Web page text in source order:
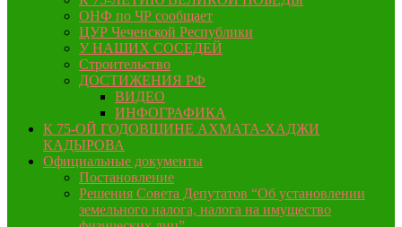
ОНФ по ЧР сообщает
ЦУР Чеченской Республики
У НАШИХ СОСЕДЕЙ
Строительство
ДОСТИЖЕНИЯ РФ
ВИДЕО
ИНФОГРАФИКА
К 75-ОЙ ГОДОВЩИНЕ АХМАТА-ХАДЖИ
КАДЫРОВА
Официальные документы
Постановление
Решения Совета Депутатов “Об установлении
земельного налога, налога на имущество